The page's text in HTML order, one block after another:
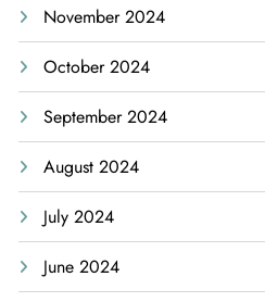
November 2024
October 2024
September 2024
August 2024
July 2024
June 2024